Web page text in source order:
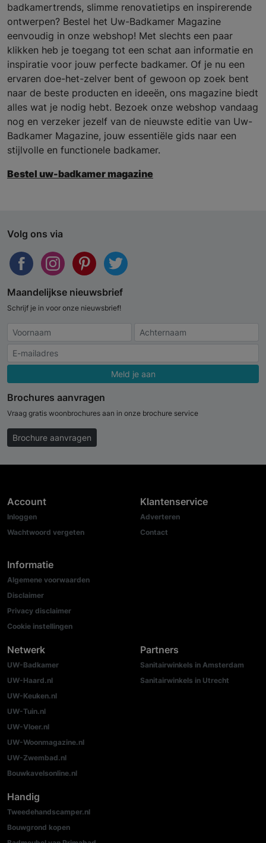
badkamertrends, slimme renovatietips en inspirerende
ontwerpen? Bestel het Uw-Badkamer Magazine
eenvoudig in onze webshop! Met slechts een paar
klikken heb je toegang tot een schat aan informatie en
inspiratie voor jouw perfecte badkamer. Of je nu een
ervaren doe-het-zelver bent of gewoon op zoek bent
naar de beste producten en ideeën, ons magazine biedt
alles wat je nodig hebt. Bezoek onze webshop vandaag
nog en verzeker jezelf van de nieuwste editie van Uw-
Badkamer Magazine, jouw essentiële gids naar een
stijlvolle en functionele badkamer.
Bestel uw-badkamer magazine
Volg ons via
Maandelijkse nieuwsbrief
Schrijf je in voor onze nieuwsbrief!
Meld je aan
Brochures aanvragen
Vraag gratis woonbrochures aan in onze brochure service
Brochure aanvragen
Account
Inloggen
Wachtwoord vergeten
Informatie
Algemene voorwaarden
Disclaimer
Privacy disclaimer
Cookie instellingen
Klantenservice
Adverteren
Contact
Netwerk
UW-Badkamer
UW-Haard.nl
UW-Keuken.nl
UW-Tuin.nl
UW-Vloer.nl
UW-Woonmagazine.nl
UW-Zwembad.nl
Bouwkavelsonline.nl
Partners
Sanitairwinkels in Amsterdam
Sanitairwinkels in Utrecht
Handig
Tweedehandscamper.nl
Bouwgrond kopen